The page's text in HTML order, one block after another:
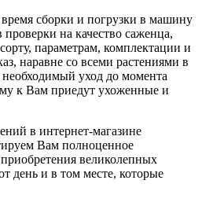
сборки и погрузки в машину
проверки на качество саженца,
параметрам, комплектации и
наравне со всеми растениями в
уход до момента
к Вам приедут ухоженные и
в интернет-магазине
Вам полноценное
великолепных
день и в том месте, которые